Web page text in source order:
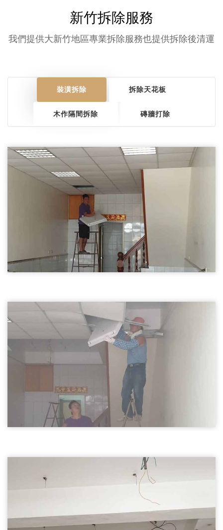
新竹拆除服務
我們提供大新竹地區專業拆除服務也提供拆除後清運
裝潢拆除 拆除天花板
木作隔間拆除 磚牆打除
新竹拆除天花板,輕鋼架天花板拆除
新竹拆除天花板
新竹拆除天花板,輕鋼架天花板拆除
新竹拆除天花板